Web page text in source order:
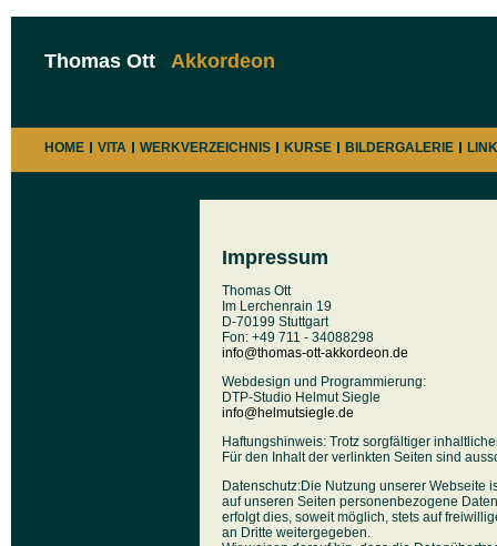
Thomas Ott Akkordeon
HOME VITA WERKVERZEICHNIS KURSE BILDERGALERIE
Impressum
Thomas Ott
Im Lerchenrain 19
D-70199 Stuttgart
Fon: +49 711 - 34088298
info@thomas-ott-akkordeon.de
Webdesign und Programmierung:
DTP-Studio Helmut Siegle
info@helmutsiegle.de
Haftungshinweis: Trotz sorgfältiger
Für den Inhalt der verlinkten Seiten sind
Datenschutz:Die Nutzung unserer Webseite
auf unseren Seiten personenbezogene
erfolgt dies, soweit möglich, stets auf
an Dritte weitergegeben.